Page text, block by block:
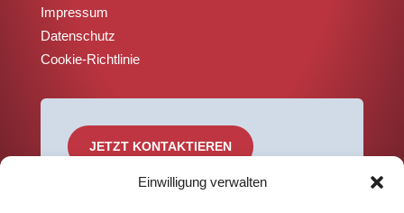
Einwilligung verwalten
Impressum
Datenschutz
Cookie-Richtlinie
JETZT KONTAKTIEREN